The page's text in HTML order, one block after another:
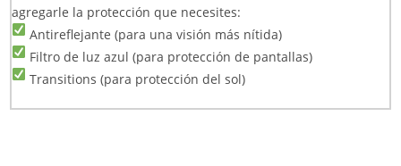
agregarle la protección que necesites:
Antireflejante (para una visión más nítida)
Filtro de luz azul (para protección de pantallas)
Transitions (para protección del sol)